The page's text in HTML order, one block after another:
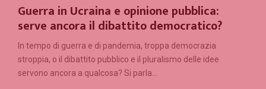
Guerra in Ucraina e opinione pubblica:
serve ancora il dibattito democratico?
In tempo di guerra e di pandemia, troppa democrazia
stroppia, o il dibattito pubblico e il pluralismo delle idee
servono ancora a qualcosa? Si parla...